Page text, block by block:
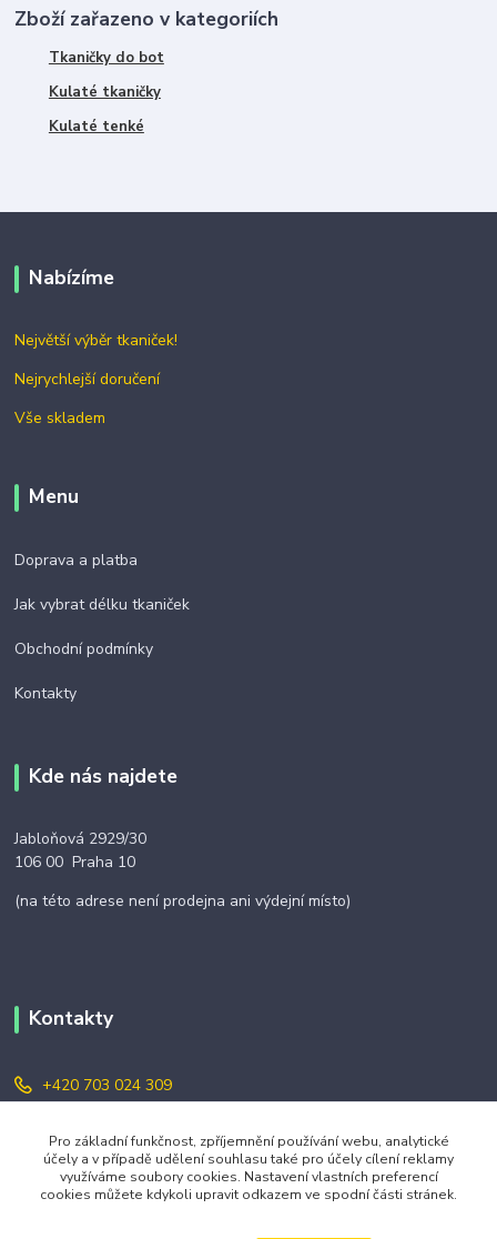
Zboží zařazeno v kategoriích
Tkaničky do bot
Kulaté tkaničky
Kulaté tenké
Nabízíme
Největší výběr tkaniček!
Nejrychlejší doručení
Vše skladem
Menu
Doprava a platba
Jak vybrat délku tkaniček
Obchodní podmínky
Kontakty
Kde nás najdete
Jabloňová 2929/30
106 00 Praha 10
(na této adrese není prodejna ani výdejní místo)
Kontakty
+420 703 024 309
objednavky@zavazuj.cz
Pro základní funkčnost, zpříjemnění používání webu, analytické
účely a v případě udělení souhlasu také pro účely cílení reklamy
využíváme soubory cookies. Nastavení vlastních preferencí
cookies můžete kdykoli upravit odkazem ve spodní části stránek.